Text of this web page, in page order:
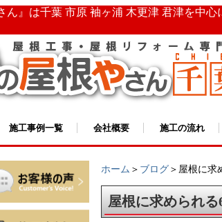
ん』は千葉 市原 袖ヶ浦 木更津 君津を中
施工事例一覧 会社概要 施工の流れ
ホーム ＞ ブログ ＞屋根に求
屋根に求められ